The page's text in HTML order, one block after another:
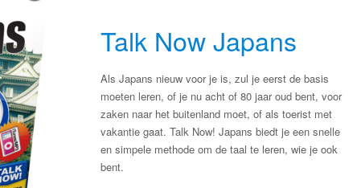
Talk Now Japans
Als Japans nieuw voor je is, zul je eerst de basis
moeten leren, of je nu acht of 80 jaar oud bent, voor
zaken naar het buitenland moet, of als toerist met
vakantie gaat. Talk Now! Japans biedt je een snelle
en simpele methode om de taal te leren, wie je ook
bent.